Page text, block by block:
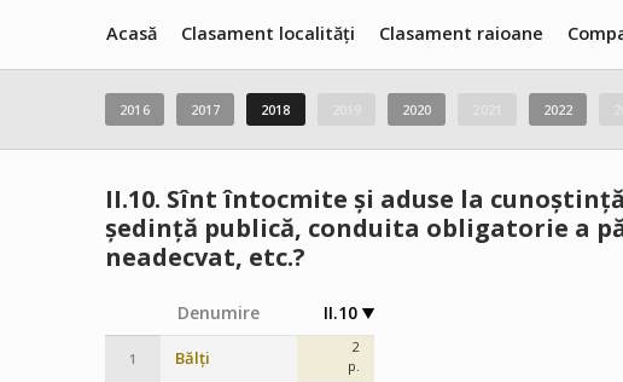
Acasă Clasament localități Clasament raioane
2016 2017 2018 2020 2022
II.10. Sînt întocmite și aduse la
ședință publică, conduita obligatorie a
neadecvat, etc.?
Denumire II.10
1 Bălți
2
p.